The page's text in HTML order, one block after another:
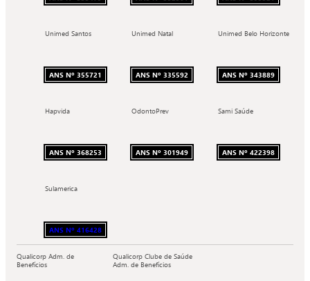
Unimed Santos
ANS Nº 355721
Unimed Natal
ANS Nº 335592
Unimed Belo Horizonte
ANS Nº 343889
Hapvida
ANS Nº 368253
OdontoPrev
ANS Nº 301949
Sami Saúde
ANS Nº 422398
Sulamerica
ANS Nº 416428
Qualicorp Adm. de
Benefícios
Qualicorp Clube de Saúde
Adm. de Benefícios